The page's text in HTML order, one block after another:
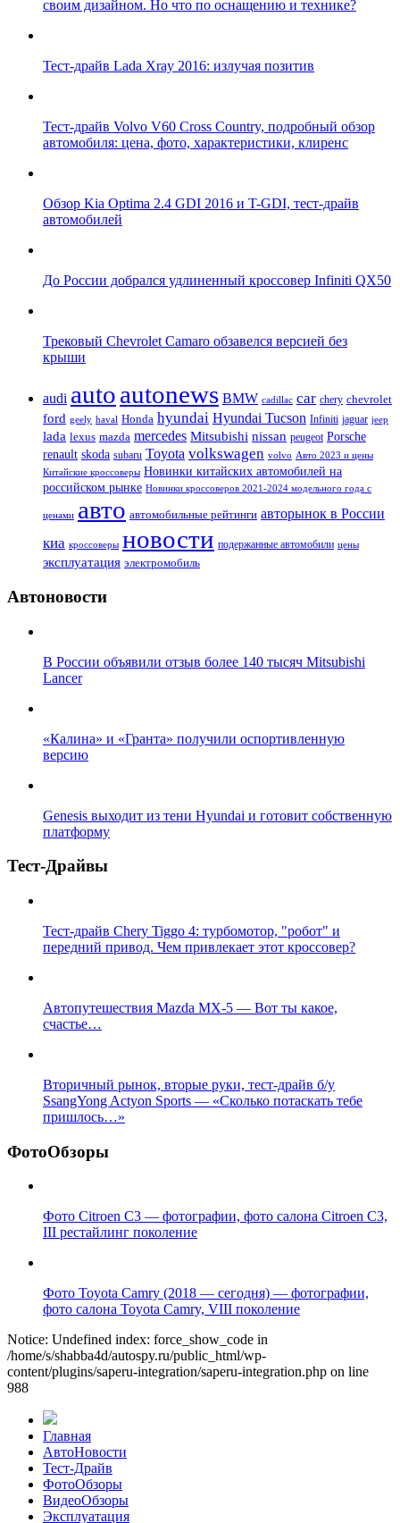
своим дизайном. Но что по оснащению и технике?
Тест-драйв Lada Xray 2016: излучая позитив
Тест-драйв Volvo V60 Cross Country, подробный обзор
автомобиля: цена, фото, характеристики, клиренс
Обзор Kia Optima 2.4 GDI 2016 и T-GDI, тест-драйв
автомобилей
До России добрался удлиненный кроссовер Infiniti QX50
Трековый Chevrolet Camaro обзавелся версией без
крыши
audi autoautonews BMW cadillac car chery chevrolet
ford geely haval Honda hyundai Hyundai Tucson Infiniti jaguar jeep
lada lexus mazda mercedes Mitsubishi nissan peugeot Porsche
renault skoda subaru Toyota volkswagen volvo Авто 2023 и цены
Китайские кроссоверы Новинки китайских автомобилей на
российском рынке Новинки кроссоверов 2021-2024 модельного года с
ценами авто автомобильные рейтинги авторынок в России
киа кроссоверы новости подержанные автомобили цены
эксплуатация электромобиль
Автоновости
В России объявили отзыв более 140 тысяч Mitsubishi
Lancer
«Калина» и «Гранта» получили оспортивленную
версию
Genesis выходит из тени Hyundai и готовит собственную
платформу
Тест-Драйвы
Тест-драйв Chery Tiggo 4: турбомотор, "робот" и
передний привод. Чем привлекает этот кроссовер?
Автопутешествия Mazda MX-5 — Вот ты какое,
счастье…
Вторичный рынок, вторые руки, тест-драйв б/у
SsangYong Actyon Sports — «Сколько потаскать тебе
пришлось…»
ФотоОбзоры
Фото Citroen C3 — фотографии, фото салона Citroen C3,
III рестайлинг поколение
Фото Toyota Camry (2018 — сегодня) — фотографии,
фото салона Toyota Camry, VIII поколение
Notice: Undefined index: force_show_code in
/home/s/shabba4d/autospy.ru/public_html/wp-
content/plugins/saperu-integration/saperu-integration.php on line
988
Главная
АвтоНовости
Тест-Драйв
ФотоОбзоры
ВидеоОбзоры
Эксплуатация